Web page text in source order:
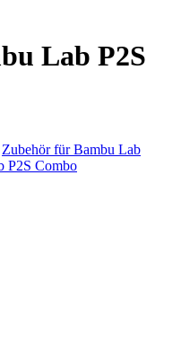
Lab P2S
Zubehör für Bambu Lab
P2S Combo